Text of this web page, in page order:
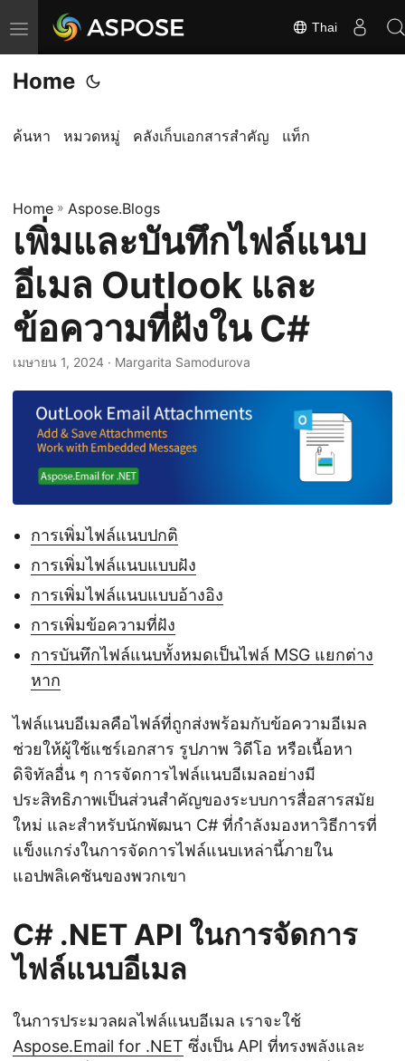
ส
ลั
บ
า
ท
า
ง
Thai
Home
ค้นหา หมวดหมู่ คลังเก็บเอกสารสำคัญ แท็ก
Home » Aspose.Blogs
เพิ่มและบันทึกไฟล์แนบ
อีเมล Outlook และ
ข้อความที่ฝังใน C#
เมษายน 1, 2024 · Margarita Samodurova
การเพิ่มไฟล์แนบปกติ
การเพิ่มไฟล์แนบแบบฝัง
การเพิ่มไฟล์แนบแบบอ้างอิง
การเพิ่มข้อความที่ฝัง
การบันทึกไฟล์แนบทั้งหมดเป็นไฟล์ MSG แยกต่าง
หาก
ไฟล์แนบอีเมลคือไฟล์ที่ถูกส่งพร้อมกับข้อความอีเมล
ช่วยให้ผู้ใช้แชร์เอกสาร รูปภาพ วิดีโอ หรือเนื้อหา
ดิจิทัลอื่น ๆ การจัดการไฟล์แนบอีเมลอย่างมี
ประสิทธิภาพเป็นส่วนสำคัญของระบบการสื่อสารสมัย
ใหม่ และสำหรับนักพัฒนา C# ที่กำลังมองหาวิธีการที่
แข็งแกร่งในการจัดการไฟล์แนบเหล่านี้ภายใน
แอปพลิเคชันของพวกเขา
C# .NET API ในการจัดการ
ไฟล์แนบอีเมล
ในการประมวลผลไฟล์แนบอีเมล เราจะใช้
Aspose.Email for .NET ซึ่งเป็น API ที่ทรงพลังและ